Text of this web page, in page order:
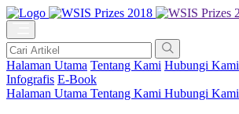
Halaman Utama Tentang Kami Hubungi Kami
Infografis E-Book
Halaman Utama Tentang Kami Hubungi Kami